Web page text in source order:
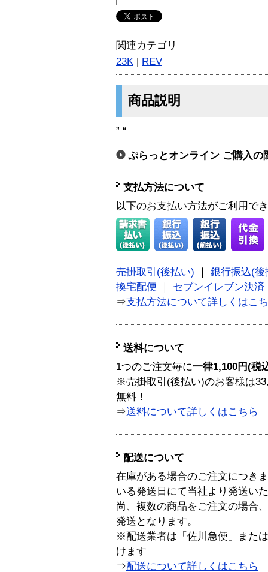
関連カテゴリ
23K | REV
商品説明
” “
ぷらっとオンライン ご購入の
支払方法について
以下のお支払い方法がご利用で
売掛取引(後払い)
銀行振込(後
換宅配便
セブンイレブン決済
⇒支払方法について詳しくはこ
送料について
1つのご注文毎に一律1,100円(税
※売掛取引(後払い)のお客様は
無料！
⇒送料について詳しくはこちら
配送について
在庫がある場合のご注文につき
いる発送日にて当社より発送い
尚、複数の商品をご注文の場合
発送となります。
※配送業者は「佐川急便」また
けます
⇒配送について詳しくはこちら